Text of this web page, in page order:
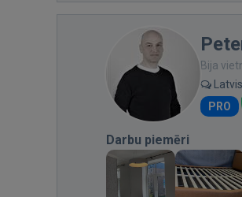
Bija
PRO
Darbu piemēri